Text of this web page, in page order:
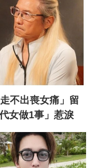
不出喪女痛」留
女做1事」惹淚